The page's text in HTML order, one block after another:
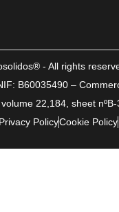
- All rights
B60035490 –
volume 22,184, sheet
PolicyCookie Policy